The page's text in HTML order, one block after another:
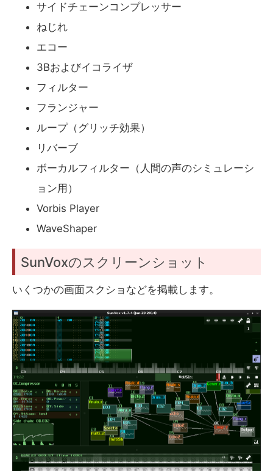
サイドチェーンコンプレッサー
ねじれ
エコー
3Bおよびイコライザ
フィルター
フランジャー
ループ（グリッチ効果）
リバーブ
ボーカルフィルター（人間の声のシミュレーシ
ョン用）
Vorbis Player
WaveShaper
SunVoxのスクリーンショット
いくつかの画面スクショなどを掲載します。